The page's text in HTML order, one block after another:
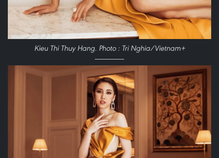
Kieu Thi Thuy Hang. Photo : Tri Nghia/Vietnam+